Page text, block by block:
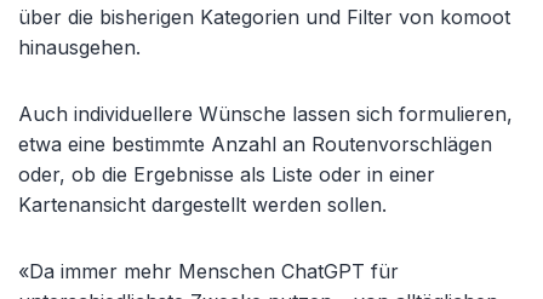
über die bisherigen Kategorien und Filter von komoot
hinausgehen.
Auch individuellere Wünsche lassen sich formulieren,
etwa eine bestimmte Anzahl an Routenvorschlägen
oder, ob die Ergebnisse als Liste oder in einer
Kartenansicht dargestellt werden sollen.
«Da immer mehr Menschen ChatGPT für